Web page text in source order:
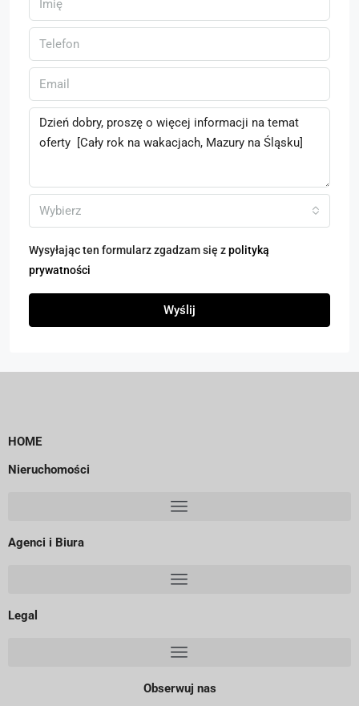
Wybierz
Wysyłając ten formularz zgadzam się zpolityką
prywatności
Wyślij
HOME
Nieruchomości
Agenci i Biura
Legal
Obserwuj nas